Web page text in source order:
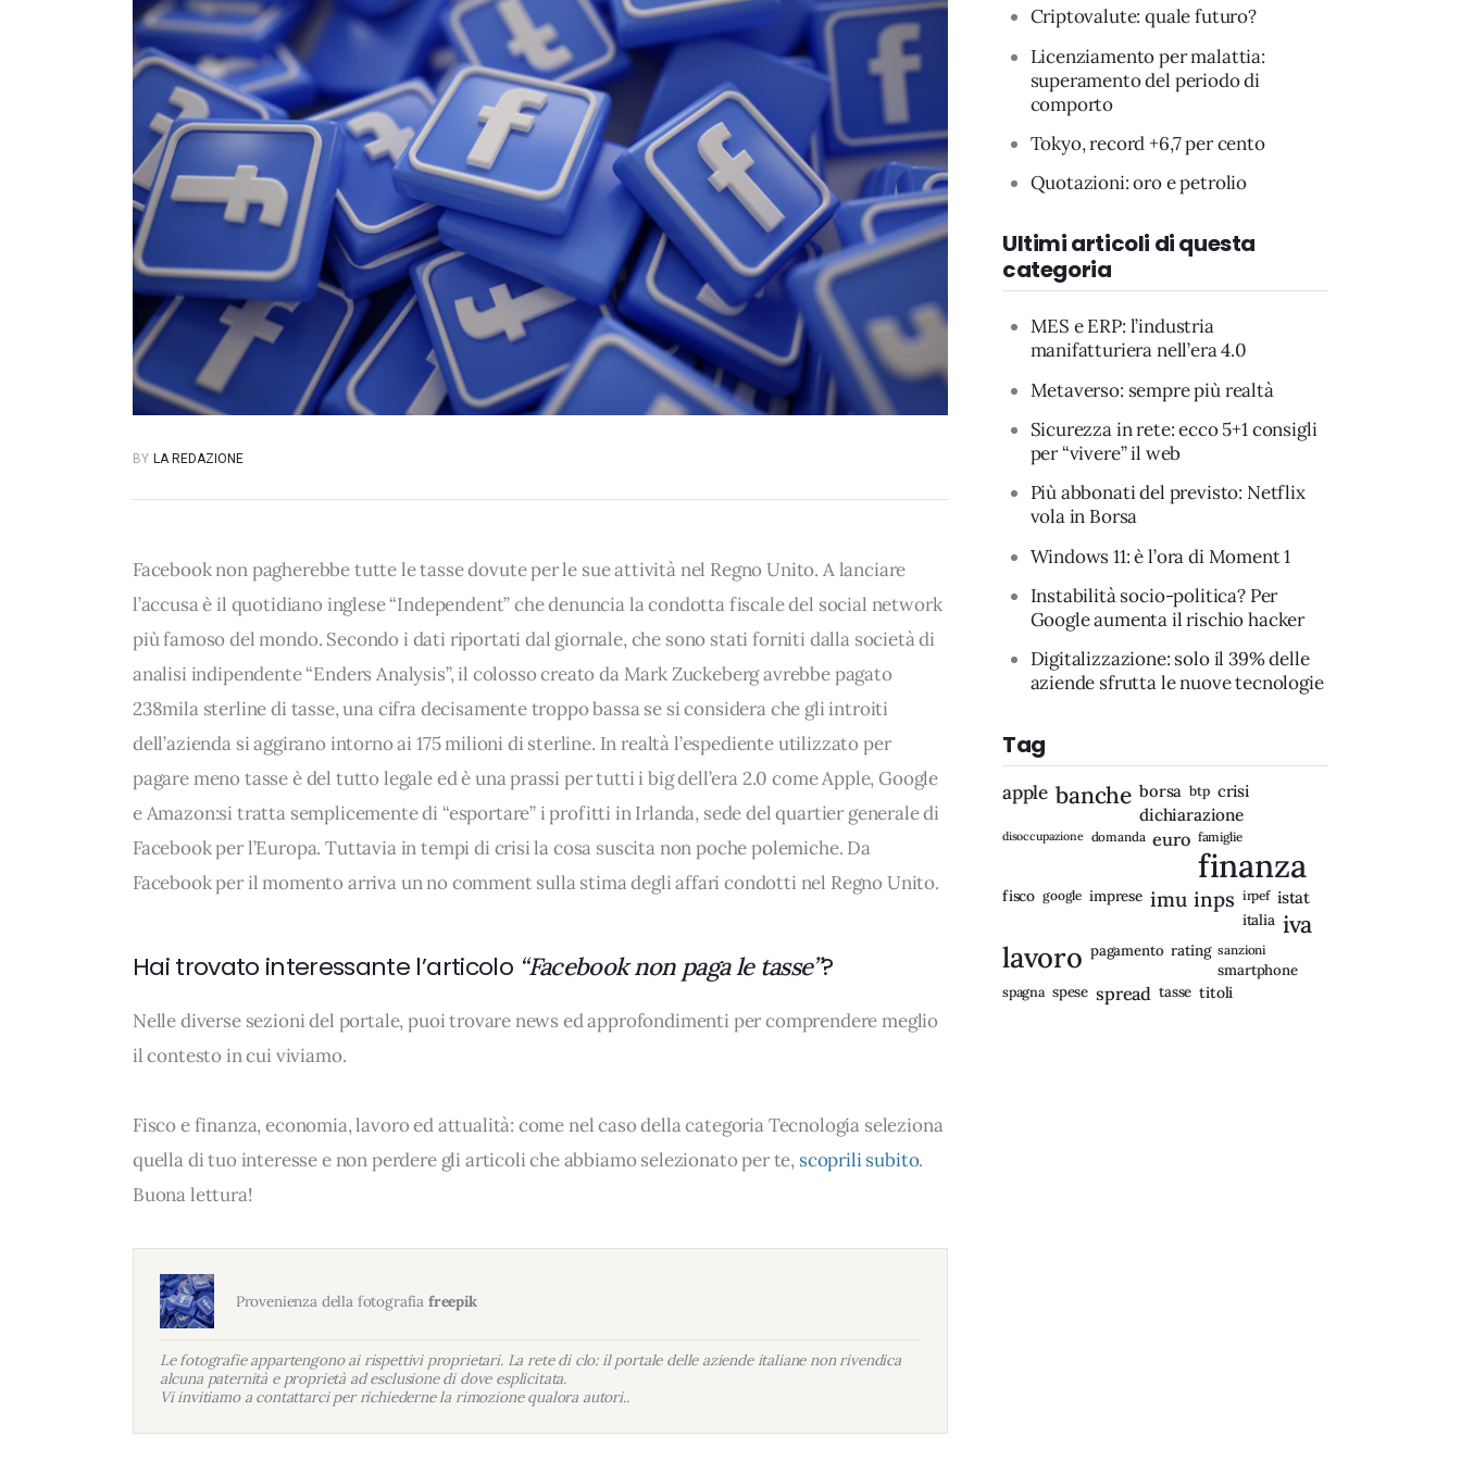
BY LA REDAZIONE
Facebook non pagherebbe tutte le tasse dovute per le sue attività nel Regno Unito. A lanciare
l’accusa è il quotidiano inglese “Independent” che denuncia la condotta fiscale del social network
più famoso del mondo. Secondo i dati riportati dal giornale, che sono stati forniti dalla società di
analisi indipendente “Enders Analysis”, il colosso creato da Mark Zuckeberg avrebbe pagato
238mila sterline di tasse, una cifra decisamente troppo bassa se si considera che gli introiti
dell’azienda si aggirano intorno ai 175 milioni di sterline. In realtà l’espediente utilizzato per
pagare meno tasse è del tutto legale ed è una prassi per tutti i big dell’era 2.0 come Apple, Google
e Amazon:si tratta semplicemente di “esportare” i profitti in Irlanda, sede del quartier generale di
Facebook per l’Europa. Tuttavia in tempi di crisi la cosa suscita non poche polemiche. Da
Facebook per il momento arriva un no comment sulla stima degli affari condotti nel Regno Unito.
Hai trovato interessante l’articolo “Facebook non paga le tasse”?
Nelle diverse sezioni del portale, puoi trovare news ed approfondimenti per comprendere meglio
il contesto in cui viviamo.
Fisco e finanza, economia, lavoro ed attualità: come nel caso della categoria Tecnologia seleziona
quella di tuo interesse e non perdere gli articoli che abbiamo selezionato per te, scoprili subito.
Buona lettura!
Provenienza della fotografia freepik
Le fotografie appartengono ai rispettivi proprietari. La rete di clo: il portale delle aziende italiane non rivendica
alcuna paternità e proprietà ad esclusione di dove esplicitata.
Vi invitiamo a contattarci per richiederne la rimozione qualora autori..
Criptovalute: quale futuro?
Licenziamento per malattia:
superamento del periodo di
comporto
Tokyo, record +6,7 per cento
Quotazioni: oro e petrolio
Ultimi articoli di questa
categoria
MES e ERP: l’industria
manifatturiera nell’era 4.0
Metaverso: sempre più realtà
Sicurezza in rete: ecco 5+1 consigli
per “vivere” il web
Più abbonati del previsto: Netflix
vola in Borsa
Windows 11: è l’ora di Moment 1
Instabilità socio-politica? Per
Google aumenta il rischio hacker
Digitalizzazione: solo il 39% delle
aziende sfrutta le nuove tecnologie
Tag
apple banche borsa btp crisi
dichiarazione
disoccupazione domanda euro famiglie
finanza
fisco google imprese imu inps irpef istat
italia iva
lavoro pagamento rating sanzioni
smartphone
spagna spese spread tasse titoli